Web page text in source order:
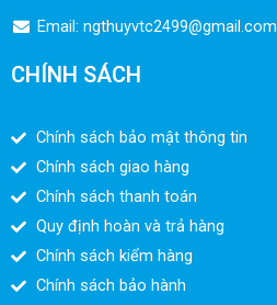
Email: ngthuyvtc2499@gmail.com
CHÍNH SÁCH
Chính sách bảo mật thông tin
Chính sách giao hàng
Chính sách thanh toán
Quy định hoàn và trả hàng
Chính sách kiểm hàng
Chính sách bảo hành